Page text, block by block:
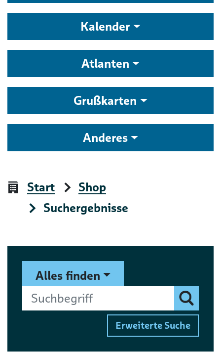
Kalender
Atlanten
Grußkarten
Anderes
Start
Shop
Suchergebnisse
Suchformular
Alles finden
Suchbegriff
Finden
Erweiterte Suche